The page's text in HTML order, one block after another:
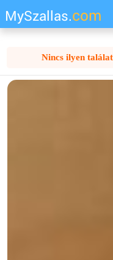
MySzallas.com
Nincs ilyen